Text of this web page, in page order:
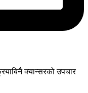
क्यान्सरको उपचार